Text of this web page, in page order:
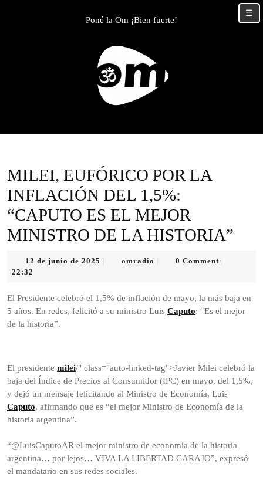
Poné la Om ¡Bien fuerte!
MILEI, EUFÓRICO POR LA
INFLACIÓN DEL 1,5%:
“CAPUTO ES EL MEJOR
MINISTRO DE LA HISTORIA”
12 de junio de 2025
de
2025
omradio omradio0 Comment
22:32
El Presidente celebró el 1,5% de inflación de mayo, la más baja en
5 años. En redes, felicitó a su ministro Luis Caputo: “Es el mejor
de la historia”.
El presidente milei/" class="auto-linked-tag">Javier Milei celebró la
baja del Índice de Precios al Consumidor (IPC) en mayo, del 1,5%,
y dejó un mensaje felicitando al Ministro de Economía, Luis
Caputo, afirmando que es “el mejor Ministro de Economía de la
historia argentina”.
“@LuisCaputoAR el mejor ministro de economía de la historia
argentina… por lejos… VIVA LA LIBERTAD CARAJO”, expresó
el mandatario en sus redes sociales.
☰